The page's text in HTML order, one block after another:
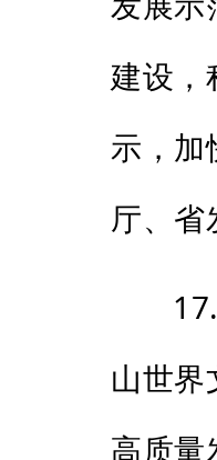
建设，
示，加
厅、省
山世
高质量